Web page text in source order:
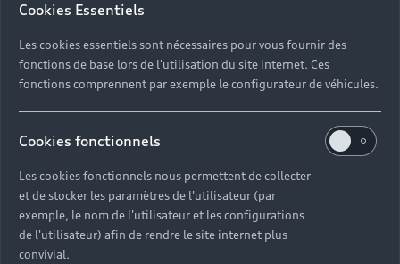
Cookies Essentiels
Les cookies essentiels sont nécessaires pour vous fournir des
fonctions de base lors de l'utilisation du site internet. Ces
fonctions comprennent par exemple le configurateur de véhicules.
Cookies fonctionnels
Les cookies fonctionnels nous permettent de collecter
et de stocker les paramètres de l'utilisateur (par
exemple, le nom de l'utilisateur et les configurations
de l'utilisateur) afin de rendre le site internet plus
convivial.